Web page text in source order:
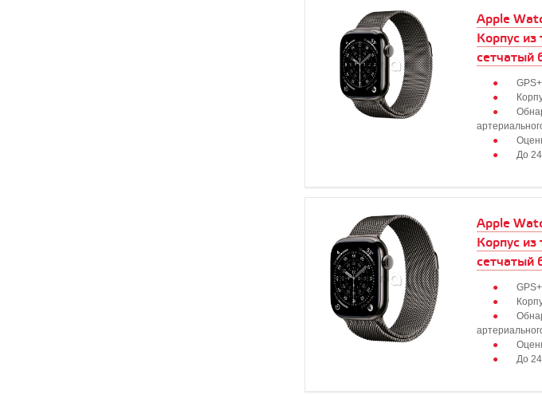
Apple
Корпус из
сетчатый
До
Apple
Корпус из
сетчатый
До